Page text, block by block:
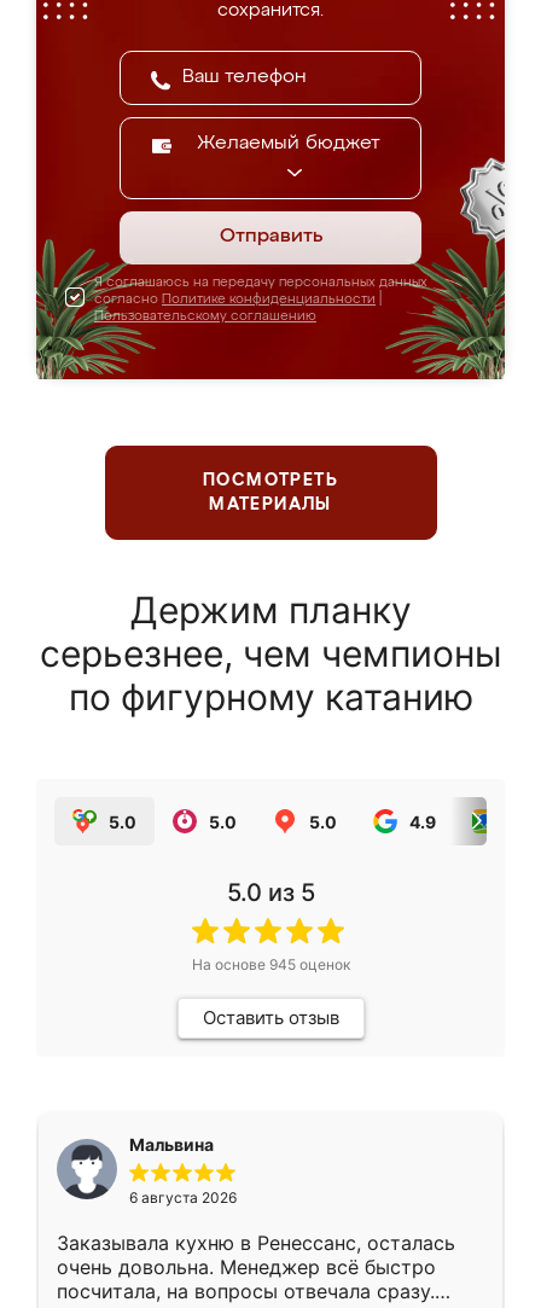
сохранится.
Желаемый бюджет
Отправить
Я соглашаюсь на передачу персональных данных
согласно Политике конфиденциальности
Пользовательскому соглашению
ПОСМОТРЕТЬ
МАТЕРИАЛЫ
Держим планку
серьезнее, чем чемпионы
по фигурному катанию
5.0 5.0 5.0 4.9
5.0 из 5
На основе 945оценок
Оставить отзыв
Мальвина
6 августа 2026
Заказывала кухню в Ренессанс, осталась
очень довольна. Менеджер всё быстро
посчитала, на вопросы отвечала сразу.